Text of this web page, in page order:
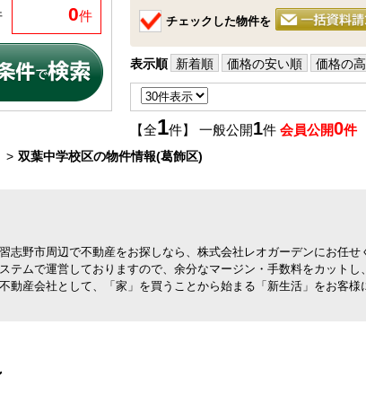
チェックした物件を
表示順 新着順 価格の安い順 価格の
【全1件】 一般公開1件 会員公開0件
0件
双葉中学校区の物件情報(葛飾区)
志野市周辺で不動産をお探しなら、株式会社レオガーデンにお任
テムで運営しておりますので、余分なマージン・手数料をカット
動産会社として、「家」を買うことから始まる「新生活」をお客様